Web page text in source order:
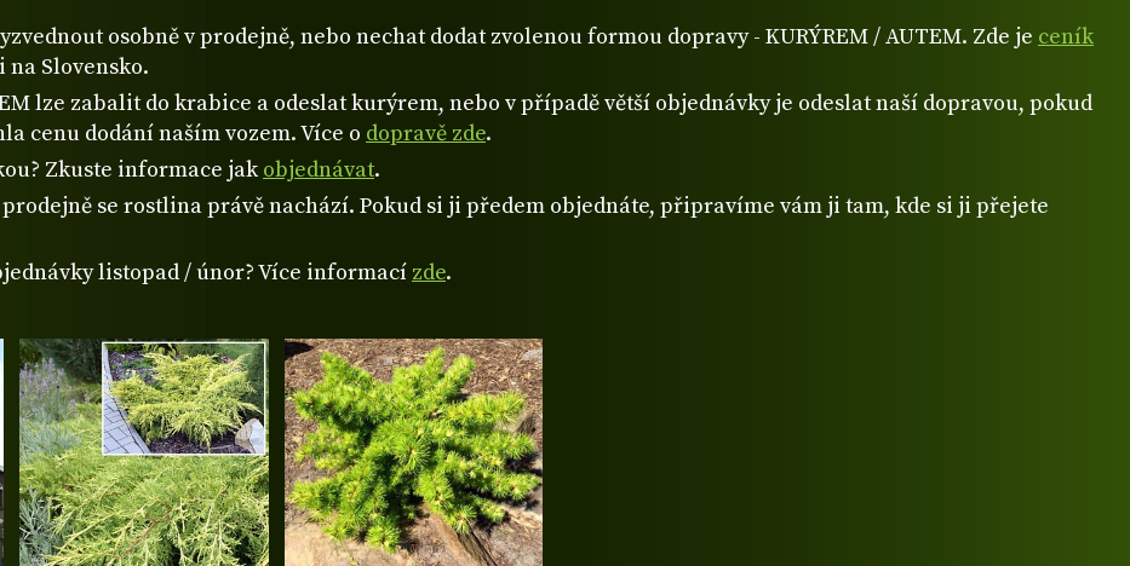
osobně v prodejně, nebo nechat dodat zvolenou formou dopravy - KURÝREM / AUTEM. Zde je ceník
na Slovensko.
lze zabalit do krabice a odeslat kurýrem, nebo v případě větší objednávky je odeslat naší dopravou, pokud
cenu dodání naším vozem. Více o dopravě zde.
Zkuste informace jakobjednávat.
se rostlina právě nachází. Pokud si ji předem objednáte, připravíme vám ji tam, kde si ji přejete
listopad / únor? Více informací zde.